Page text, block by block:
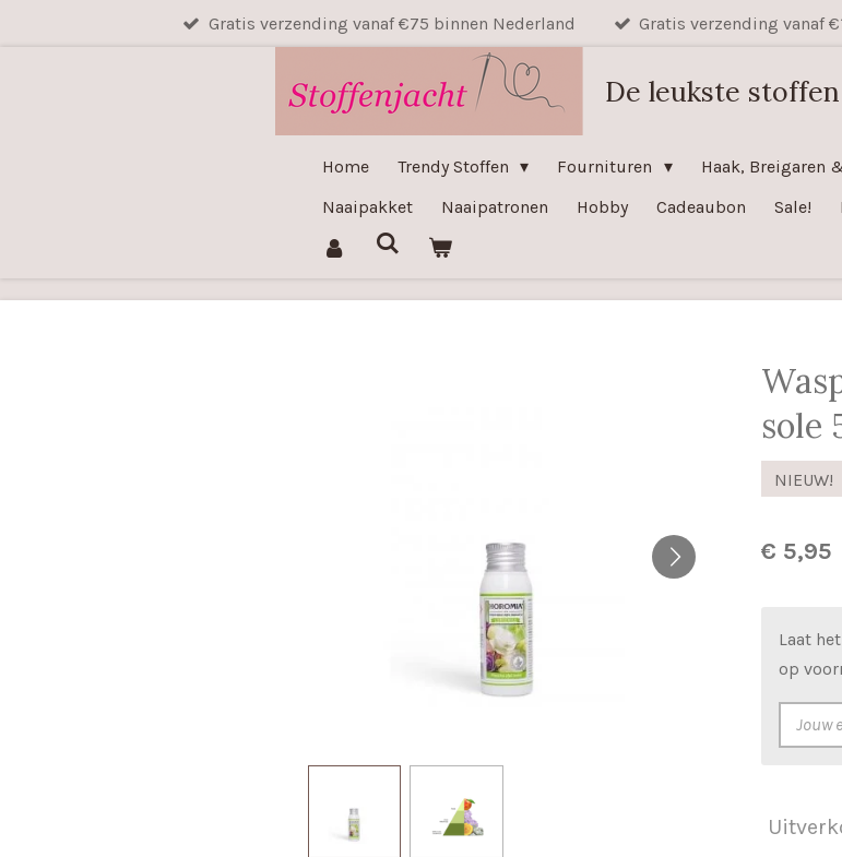
Gratis verzending vanaf €75 binnen Nederland Gratis verzending vanaf
De leukste
Home Trendy Stoffen Fournituren Haak, Breigaren
Naaipakket
Naaipatronen Hobby Cadeaubon Sale!
sole
NIEUW!
€ 5,95
Laat
op